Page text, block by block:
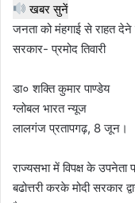
खबर सुनें
जनता को मंहगाई से राहत देने
सरकार- प्रमोद तिवारी
डा० शक्ति कुमार पाण्डेय
ग्लोबल भारत न्यूज
लालगंज प्रतापगढ़, 8 जून।
राज्यसभा में विपक्ष के
बढोत्तरी करके मोदी सरकार